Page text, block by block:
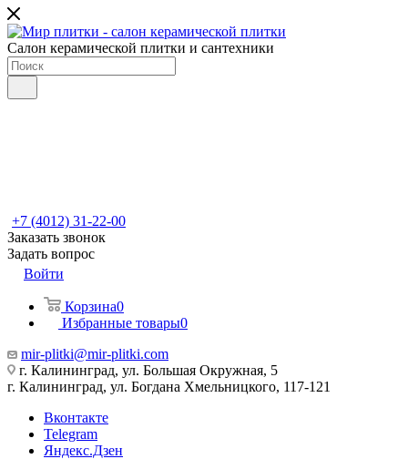
Салон керамической плитки и сантехники
+7 (4012) 31-22-00
Заказать звонок
Задать вопрос
Войти
Корзина0
Избранные товары0
mir-plitki@mir-plitki.com
г. Калининград, ул. Большая Окружная, 5
г. Калининград, ул. Богдана Хмельницкого, 117-121
Вконтакте
Telegram
Яндекс.Дзен